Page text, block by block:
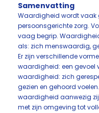
Samenvatting
Waardigheid wordt vaak
persoonsgerichte zorg.
vaag begrip.
als: zich menswaardig,
Er zijn verschillende
waardigheid: een gevoel
waardigheid: zich
gezien en gehoord
waardigheid aanwezig
met zijn omgeving tot